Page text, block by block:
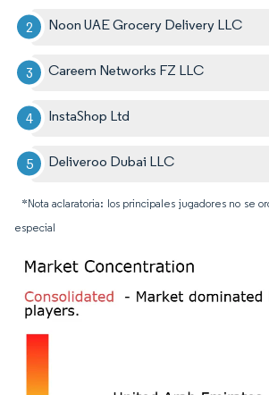
Noon UAE Grocery Delivery LLC
Careem Networks FZ LLC
InstaShop Ltd
Deliveroo Dubai LLC
*Nota aclaratoria: los principales jugadores no se
especial